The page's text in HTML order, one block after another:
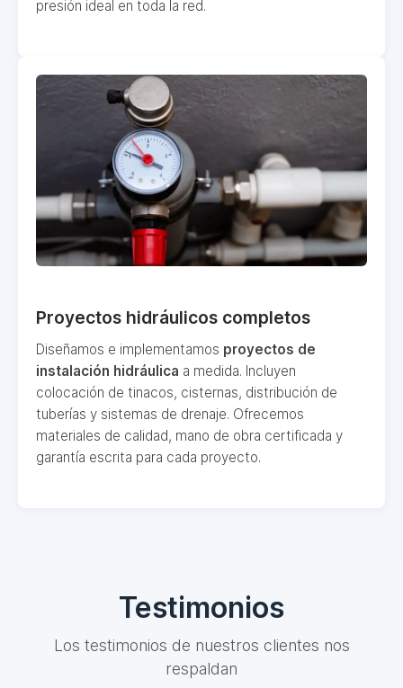
presión ideal en toda la red.
Proyectos hidráulicos completos
Diseñamos e implementamos proyectos de
instalación hidráulica a medida. Incluyen
colocación de tinacos, cisternas, distribución de
tuberías y sistemas de drenaje. Ofrecemos
materiales de calidad, mano de obra certificada y
garantía escrita para cada proyecto.
Testimonios
Los testimonios de nuestros clientes nos
respaldan